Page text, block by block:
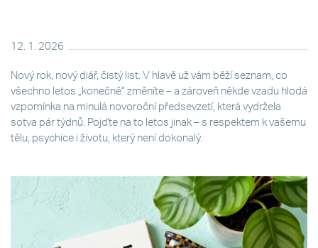
12. 1. 2026
Nový rok, nový diář, čistý list. V hlavě už vám běží seznam, co
všechno letos „konečně“ změníte – a zároveň někde vzadu hlodá
vzpomínka na minulá novoroční předsevzetí, která vydržela
sotva pár týdnů. Pojďte na to letos jinak – s respektem k vašemu
tělu, psychice i životu, který není dokonalý.